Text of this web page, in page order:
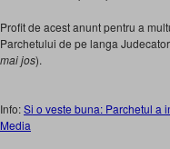
Profit de acest anunt pentru a
Parchetului de pe langa
mai jos).
Info:Si o veste buna: Parchetul a
Media